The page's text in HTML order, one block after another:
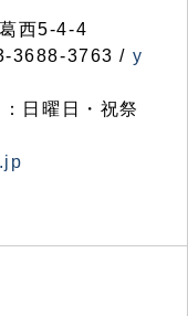
西5-4-4
3688-3763 / y
日曜日・祝祭